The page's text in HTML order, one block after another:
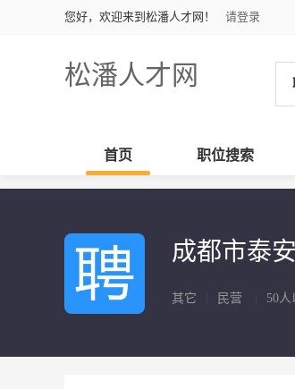
您好，欢迎来到松潘人才网！ 请登录
松潘人才网
首页 职位搜索
成都市泰
其它 民营 50人